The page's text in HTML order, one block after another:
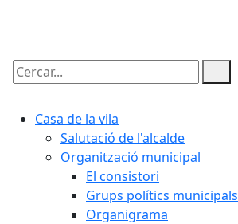
Cercar:
Casa de la vila
Salutació de l'alcalde
Organització municipal
El consistori
Grups polítics municipals
Organigrama